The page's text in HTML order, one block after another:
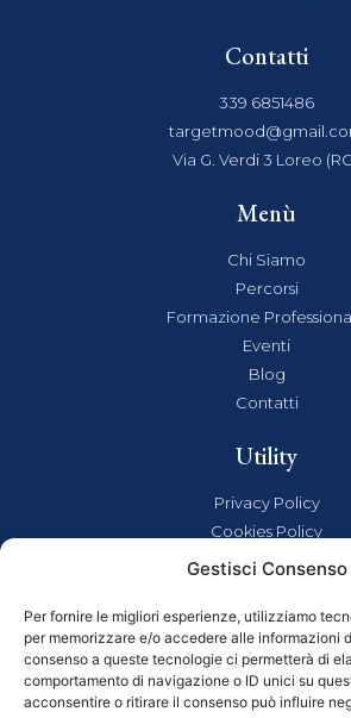
Gestisci Consenso
Per fornire le migliori esperienze, utilizziamo
per memorizzare e/o accedere alle informazioni
consenso a queste tecnologie ci permetterà di
comportamento di navigazione o ID unici su
acconsentire o ritirare il consenso può influire
Contatti
339 6851486
Via G. Verdi 3 Loreo
Menù
Chi Siamo
Percorsi
Formazione
Eventi
Blog
Contatti
Utility
Privacy Policy
Cookies Policy
Documenti
DISCLAIMER
I contenuti di questo sito sono